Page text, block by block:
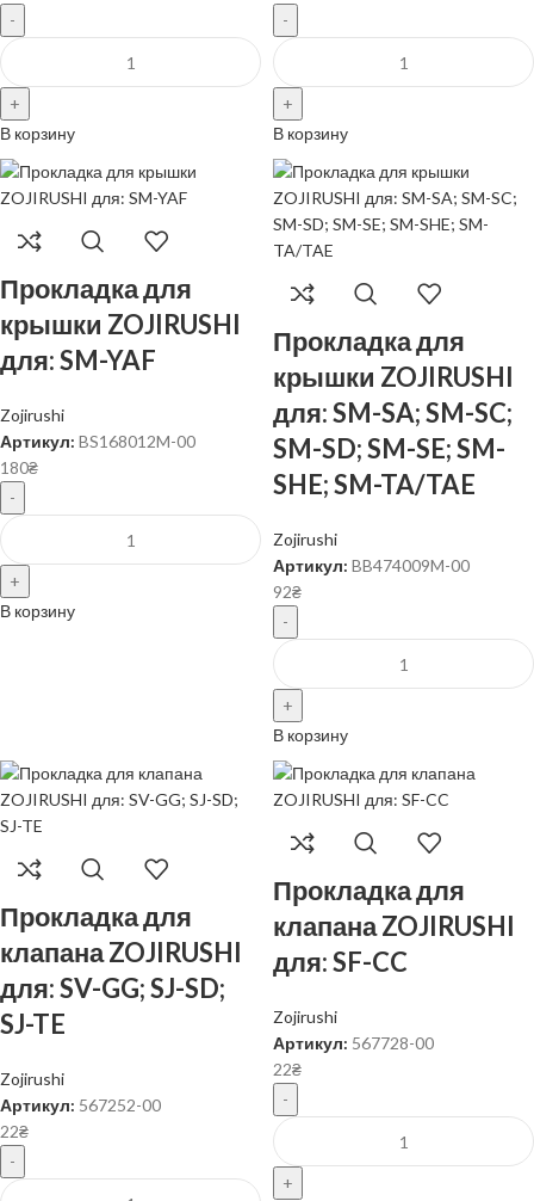
В корзину В корзину
Прокладка для
крышки ZOJIRUSHI
для: SM-YAF
Zojirushi
Артикул: BS168012M-00
180₴
В корзину
Прокладка для
крышки ZOJIRUSHI
для: SM-SA; SM-SC;
SM-SD; SM-SE; SM-
SHE; SM-TA/TAE
Zojirushi
Артикул: BB474009M-00
92₴
В корзину
Прокладка для
клапана ZOJIRUSHI
для: SV-GG; SJ-SD;
SJ-TE
Zojirushi
Артикул: 567252-00
22₴
Прокладка для
клапана ZOJIRUSHI
для: SF-CC
Zojirushi
Артикул: 567728-00
22₴